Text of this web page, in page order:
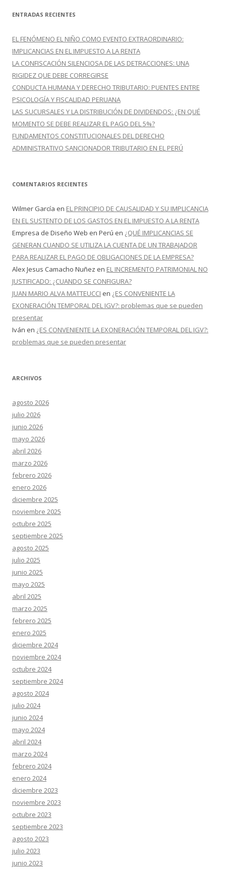
c
r
:
ENTRADAS RECIENTES
EL FENÓMENO EL NIÑO COMO EVENTO EXTRAORDINARIO:
IMPLICANCIAS EN EL IMPUESTO A LA RENTA
LA CONFISCACIÓN SILENCIOSA DE LAS DETRACCIONES: UNA
RIGIDEZ QUE DEBE CORREGIRSE
CONDUCTA HUMANA Y DERECHO TRIBUTARIO: PUENTES ENTRE
PSICOLOGÍA Y FISCALIDAD PERUANA
LAS SUCURSALES Y LA DISTRIBUCIÓN DE DIVIDENDOS: ¿EN QUÉ
MOMENTO SE DEBE REALIZAR EL PAGO DEL 5%?
FUNDAMENTOS CONSTITUCIONALES DEL DERECHO
ADMINISTRATIVO SANCIONADOR TRIBUTARIO EN EL PERÚ
COMENTARIOS RECIENTES
Wilmer García en EL PRINCIPIO DE CAUSALIDAD Y SU IMPLICANCIA
EN EL SUSTENTO DE LOS GASTOS EN EL IMPUESTO A LA RENTA
Empresa de Diseño Web en Perú en ¿QUÉ IMPLICANCIAS SE
GENERAN CUANDO SE UTILIZA LA CUENTA DE UN TRABAJADOR
PARA REALIZAR EL PAGO DE OBLIGACIONES DE LA EMPRESA?
Alex Jesus Camacho Nuñez en EL INCREMENTO PATRIMONIAL NO
JUSTIFICADO: ¿CUANDO SE CONFIGURA?
JUAN MARIO ALVA MATTEUCCI en ¿ES CONVENIENTE LA
EXONERACIÓN TEMPORAL DEL IGV?: problemas que se pueden
presentar
Iván en ¿ES CONVENIENTE LA EXONERACIÓN TEMPORAL DEL IGV?:
problemas que se pueden presentar
ARCHIVOS
agosto 2026
julio 2026
junio 2026
mayo 2026
abril 2026
marzo 2026
febrero 2026
enero 2026
diciembre 2025
noviembre 2025
octubre 2025
septiembre 2025
agosto 2025
julio 2025
junio 2025
mayo 2025
abril 2025
marzo 2025
febrero 2025
enero 2025
diciembre 2024
noviembre 2024
octubre 2024
septiembre 2024
agosto 2024
julio 2024
junio 2024
mayo 2024
abril 2024
marzo 2024
febrero 2024
enero 2024
diciembre 2023
noviembre 2023
octubre 2023
septiembre 2023
agosto 2023
julio 2023
junio 2023